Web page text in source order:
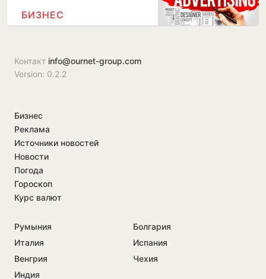
БИЗНЕС
Контакт info@ournet-group.com
Version: 0.2.2
Бизнес
Реклама
Источники новостей
Новости
Погода
Гороскоп
Курс валют
Румыния
Болгария
Италия
Испания
Венгрия
Чехия
Индия